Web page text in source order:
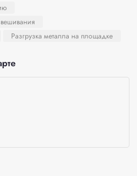
Разгрузка металла на площадке